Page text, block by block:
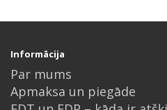
Informācija
Par mums
Apmaksa un piegāde